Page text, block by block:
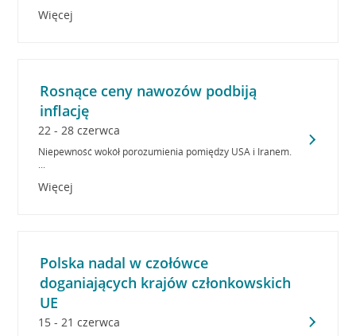
Więcej
Rosnące ceny nawozów podbiją
inflację
22 - 28 czerwca
Niepewność wokół porozumienia pomiędzy USA i Iranem.
...
Więcej
Polska nadal w czołówce
doganiających krajów członkowskich
UE
15 - 21 czerwca